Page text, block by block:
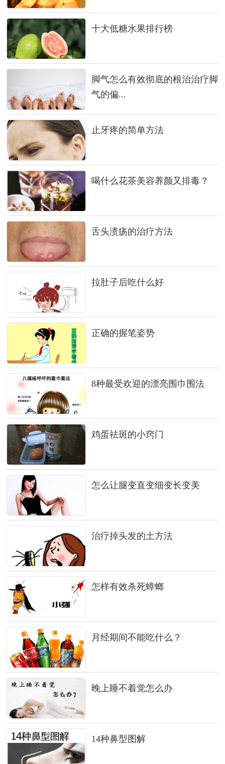
十大低糖水果排行榜
脚气怎么有效彻底的根治治疗脚
气的偏...
止牙疼的简单方法
喝什么花茶美容养颜又排毒？
舌头溃疡的治疗方法
拉肚子后吃什么好
正确的握笔姿势
8种最受欢迎的漂亮围巾围法
鸡蛋祛斑的小窍门
怎么让腿变直变细变长变美
治疗掉头发的土方法
怎样有效杀死蟑螂
月经期间不能吃什么？
晚上睡不着觉怎么办
14种鼻型图解